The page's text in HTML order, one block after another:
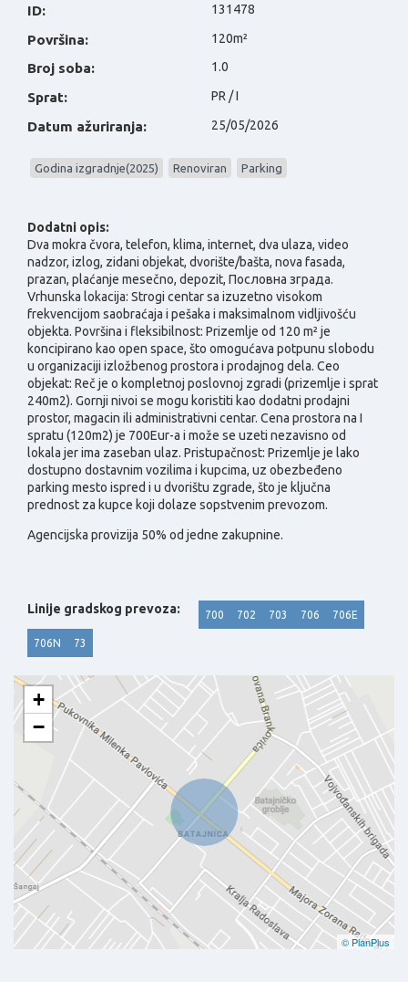
ID: 131478
Površina: 120m²
Broj soba: 1.0
Sprat: PR / I
Datum ažuriranja: 25/05/2026
Godina izgradnje(2025) Renoviran Parking
Dodatni opis:
Dva mokra čvora, telefon, klima, internet, dva ulaza, video
nadzor, izlog, zidani objekat, dvorište/bašta, nova fasada,
prazan, plaćanje mesečno, depozit, Пословна зграда.
Vrhunska lokacija: Strogi centar sa izuzetno visokom
frekvencijom saobraćaja i pešaka i maksimalnom vidljivošću
objekta. Površina i fleksibilnost: Prizemlje od 120 m² je
koncipirano kao open space, što omogućava potpunu slobodu
u organizaciji izložbenog prostora i prodajnog dela. Ceo
objekat: Reč je o kompletnoj poslovnoj zgradi (prizemlje i sprat
240m2). Gornji nivoi se mogu koristiti kao dodatni prodajni
prostor, magacin ili administrativni centar. Cena prostora na I
spratu (120m2) je 700Eur-a i može se uzeti nezavisno od
lokala jer ima zaseban ulaz. Pristupačnost: Prizemlje je lako
dostupno dostavnim vozilima i kupcima, uz obezbeđeno
parking mesto ispred i u dvorištu zgrade, što je ključna
prednost za kupce koji dolaze sopstvenim prevozom.
Agencijska provizija 50% od jedne zakupnine.
Linije gradskog prevoza: 700 702 703 706 706E
706N 73
+
−
© PlanPlus